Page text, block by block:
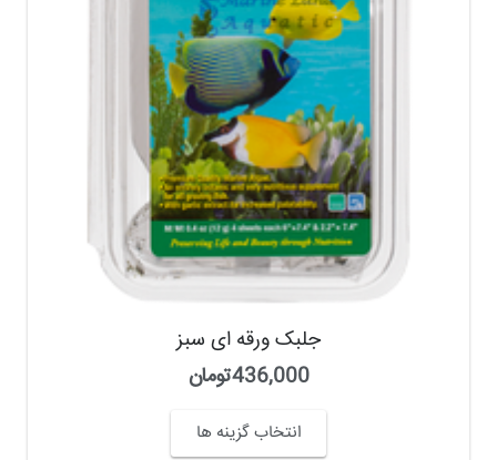
جلبک ورقه ای سبز
436,000تومان
انتخاب گزینه ها